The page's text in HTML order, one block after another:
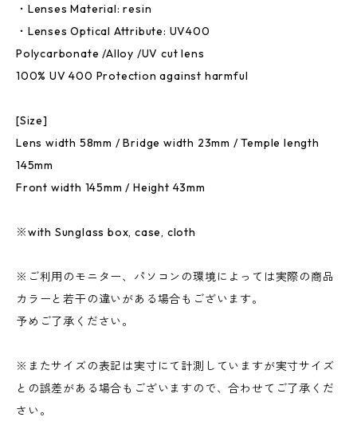
・Lenses Material: resin
・Lenses Optical Attribute: UV400
Polycarbonate /Alloy /UV cut lens
100% UV 400 Protection against harmful
[Size]
Lens width 58mm / Bridge width 23mm / Temple length
145mm
Front width 145mm / Height 43mm
※with Sunglass box, case, cloth
※ご利用のモニター、パソコンの環境によっては実際の商品
カラーと若干の違いがある場合もございます。
予めご了承ください。
※またサイズの表記は実寸にて計測していますが実寸サイズ
との誤差がある場合もございますので、合わせてご了承くだ
さい。